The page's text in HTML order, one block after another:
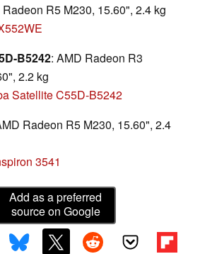
Radeon R5 M230, 15.60", 2.4 kg
B5242: AMD Radeon R3
2.2 kg
Satellite C55D-B5242
Radeon R5 M230, 15.60", 2.4
3541
Add as a preferred
source on Google